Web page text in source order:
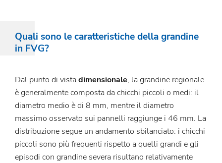
Quali sono le caratteristiche della grandine
in FVG?
Dal punto di vista dimensionale, la grandine regionale
è generalmente composta da chicchi piccoli o medi: il
diametro medio è di 8 mm, mentre il diametro
massimo osservato sui pannelli raggiunge i 46 mm. La
distribuzione segue un andamento sbilanciato: i chicchi
piccoli sono più frequenti rispetto a quelli grandi e gli
episodi con grandine severa risultano relativamente